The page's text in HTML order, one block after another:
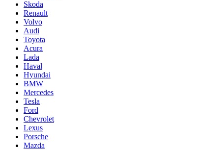
Skoda
Renault
Volvo
Audi
Toyota
Acura
Lada
Haval
Hyundai
BMW
Mercedes
Tesla
Ford
Chevrolet
Lexus
Porsche
Mazda